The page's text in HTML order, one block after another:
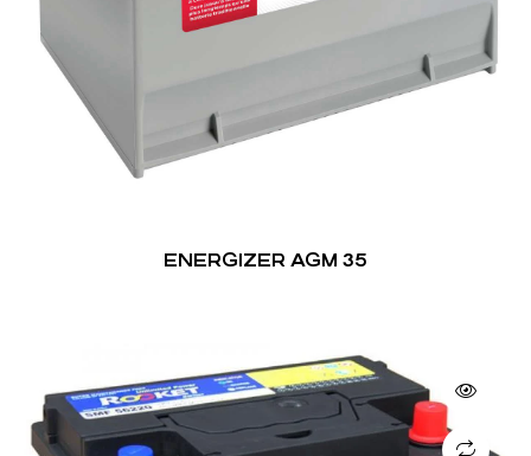
ENERGIZER AGM 35